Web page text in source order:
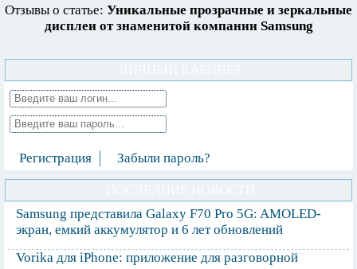
Отзывы о статье: Уникальные прозрачные и зеркальные
дисплеи от знаменитой компании Samsung
Регистрация Забыли пароль?
Samsung представила Galaxy F70 Pro 5G: AMOLED-
экран, емкий аккумулятор и 6 лет обновлений
Vorika для iPhone: приложение для разговорной